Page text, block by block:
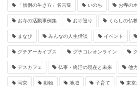
「僧侶の生き方」名言集 いのち お寺の
お寺の活動事例集 お寺巡り くらしの仏
まなび みんなの人生僧談 イベント
グチアーカイブス グチコレオンライン
デスカフェ 仏事・終活の現在と未来 他
写京 動物 地域 子育て 東京